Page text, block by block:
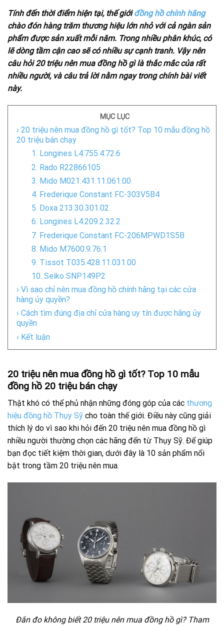
Tính đến thời điểm hiện tại, thế giớiđồng hồ chính hãng
chào đón hàng trăm thương hiệu lớn nhỏ với cả ngàn sản
phẩm được sản xuất mỗi năm. Trong nhiều phân khúc, có
lẽ dòng tầm cận cao sẽ có nhiều sự cạnh tranh. Vậy nên
câu hỏi 20 triệu nên mua đồng hồ gì là thắc mắc của rất
nhiều người, và câu trả lời nằm ngay trong chính bài viết
này.
MỤC LỤC
› 20 triệu nên mua đồng hồ gì tốt? Top 10 mẫu đồng hồ
20 triệu bán chạy
1. Longines L4.755.4.72.6
2. Rado R22866105
3. Mido M021.431.11.061.00
4. Frederique Constant FC-303V5B4
5. Doxa 213.30.301.02
6. Longines L4.209.2.32.2
7. Frederique Constant FC-206MPWD1S5B
8. Mido M7600.9.76.1
9. Tissot T035.428.11.031.00
10. Seiko SNP149P2
› Vì sao chỉ nên mua đồng hồ chính hãng tại các cửa
hàng ủy quyền?
› Cách tìm đúng địa chỉ cửa hàng uy tín được hãng ủy
quyền
› Kết luận
20 triệu nên mua đồng hồ gì tốt? Top 10 mẫu
đồng hồ 20 triệu bán chạy
Thật khó có thể phủ nhận những đóng góp của các thương
hiệu đồng hồ Thụy Sỹ cho toàn thế giới. Điều này cũng giải
thích lý do vì sao khi hỏi đến 20 triệu nên mua đồng hồ gì
nhiều người thường chọn các hãng đến từ Thụy Sỹ. Để giúp
bạn đọc tiết kiệm thời gian, dưới đây là 10 sản phẩm nổi
bật trong tầm 20 triệu nên mua.
Đắn đo không biết 20 triệu nên mua đồng hồ gì? Tham